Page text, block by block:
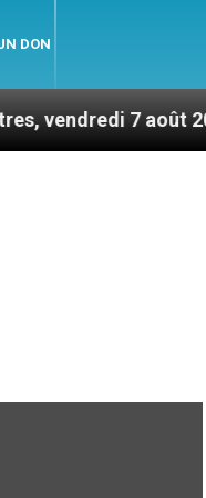
DON
7 août 2026